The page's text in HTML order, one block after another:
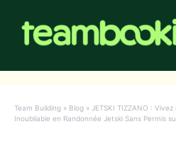
contenu
Team Building » Blog » JETSKI TIZZANO :
Inoubliable en Randonnée Jetski Sans Permis